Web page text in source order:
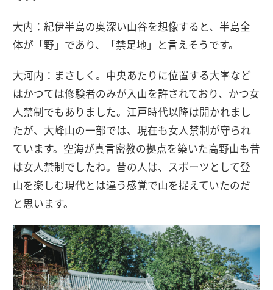
大内：紀伊半島の奥深い山谷を想像すると、半島全
体が「野」であり、「禁足地」と言えそうです。
大河内：まさしく。中央あたりに位置する大峯など
はかつては修験者のみが入山を許されており、かつ女
人禁制でもありました。江戸時代以降は開かれまし
たが、大峰山の一部では、現在も女人禁制が守られ
ています。空海が真言密教の拠点を築いた高野山も昔
は女人禁制でしたね。昔の人は、スポーツとして登
山を楽しむ現代とは違う感覚で山を捉えていたのだ
と思います。